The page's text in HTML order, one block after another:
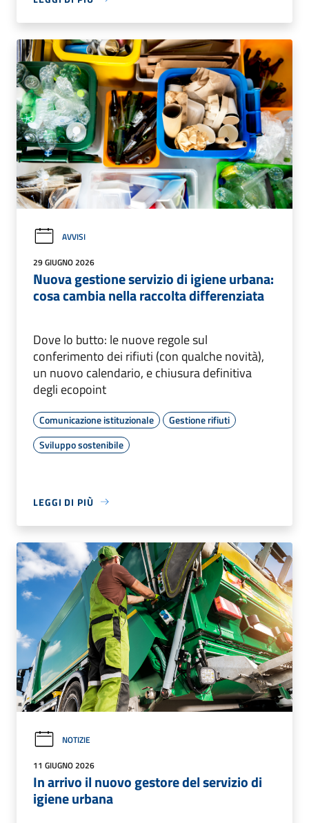
AVVISI
29 GIUGNO 2026
Nuova gestione servizio di igiene urbana:
cosa cambia nella raccolta differenziata
Dove lo butto: le nuove regole sul
conferimento dei rifiuti (con qualche novità),
un nuovo calendario, e chiusura definitiva
degli ecopoint
Comunicazione istituzionale
Gestione rifiuti
Sviluppo sostenibile
LEGGI DI PIÙ
NOTIZIE
11 GIUGNO 2026
In arrivo il nuovo gestore del servizio di
igiene urbana